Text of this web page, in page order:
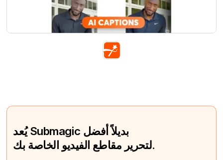
يُعد Submagic بديلاً أفضل
لتحرير مقاطع الفيديو الخاصة بك.